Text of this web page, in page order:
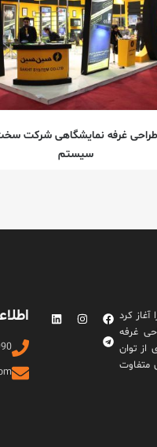
طراحی غرفه نمایشگاهی شرکت
سیستم
1380 کار خود را آغاز کرد
طراحی غرفه
از توان
متفاوت